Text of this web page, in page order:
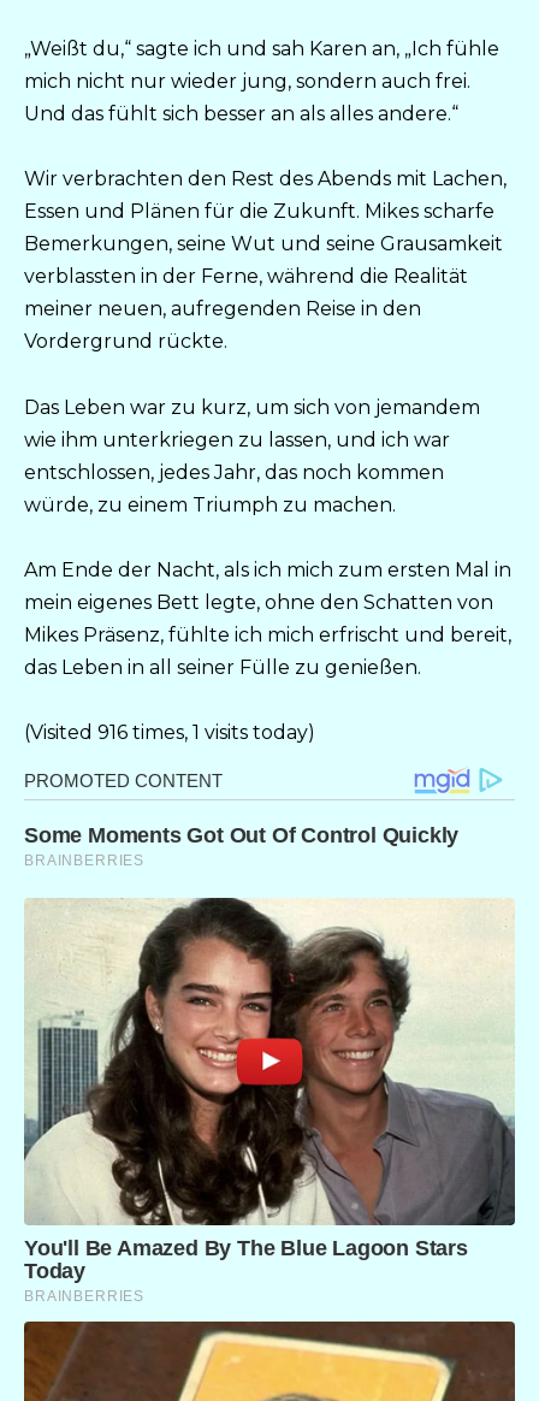
„Weißt du,“ sagte ich und sah Karen an, „Ich fühle
mich nicht nur wieder jung, sondern auch frei.
Und das fühlt sich besser an als alles andere.“
Wir verbrachten den Rest des Abends mit Lachen,
Essen und Plänen für die Zukunft. Mikes scharfe
Bemerkungen, seine Wut und seine Grausamkeit
verblassten in der Ferne, während die Realität
meiner neuen, aufregenden Reise in den
Vordergrund rückte.
Das Leben war zu kurz, um sich von jemandem
wie ihm unterkriegen zu lassen, und ich war
entschlossen, jedes Jahr, das noch kommen
würde, zu einem Triumph zu machen.
Am Ende der Nacht, als ich mich zum ersten Mal in
mein eigenes Bett legte, ohne den Schatten von
Mikes Präsenz, fühlte ich mich erfrischt und bereit,
das Leben in all seiner Fülle zu genießen.
(Visited 916 times, 1 visits today)